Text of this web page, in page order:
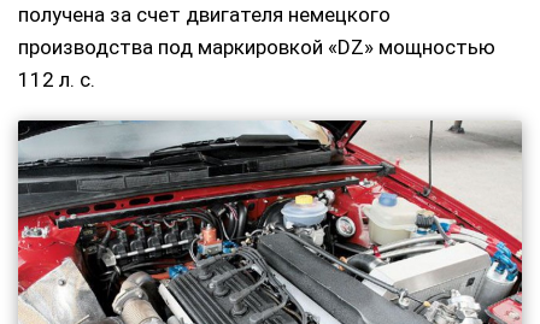
получена за счет двигателя немецкого
производства под маркировкой «DZ» мощностью
112 л. с.